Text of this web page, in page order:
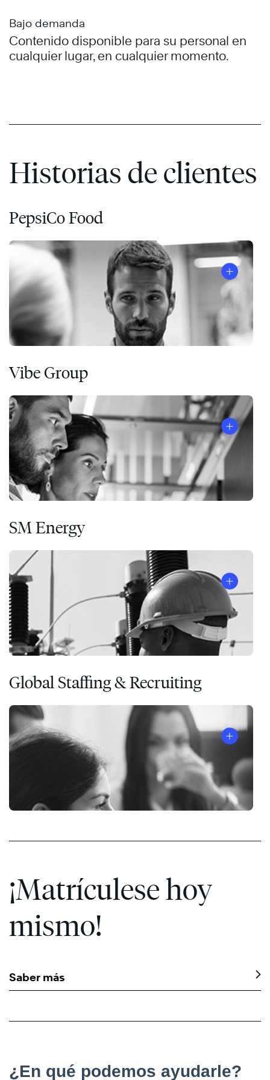
Bajo demanda
Contenido disponible para su personal en
cualquier lugar, en cualquier momento.
Historias de clientes
PepsiCo Food
liderazgo
Vibe Group
SM Energy
Global Staffing & Recruiting
¡Matrículese hoy
mismo!
Saber más